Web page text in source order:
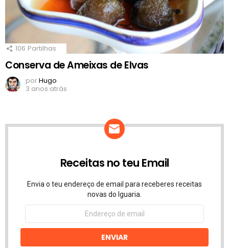
106 Partilhas
Conserva de Ameixas de Elvas
porHugo
3 anos atrás
Receitas no teu Email
Envia o teu endereço de email para receberes receitas
novas do Iguaria.
Endereço
email
ENVIAR